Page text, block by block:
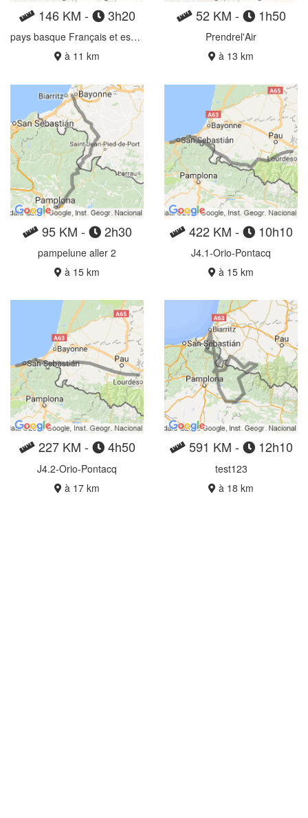
146 KM - 3h20
pays basque Français et espagnol
à 11 km
52 KM - 1h50
Prendrel'Air
à 13 km
95 KM - 2h30
pampelune aller 2
à 15 km
422 KM - 10h10
J4.1-Orio-Pontacq
à 15 km
227 KM - 4h50
J4.2-Orio-Pontacq
à 17 km
591 KM - 12h10
test123
à 18 km